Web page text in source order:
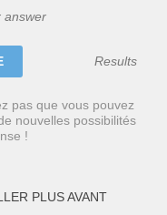
answer
Results
pas que vous pouvez
nouvelles possibilités
!
PLUS AVANT